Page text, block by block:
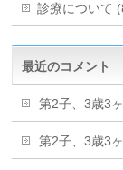
診療について
最近のコメント
第2子、3歳3
第2子、3歳3